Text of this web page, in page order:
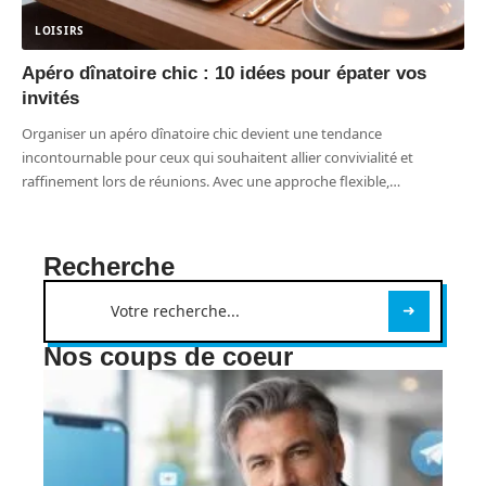
LOISIRS
Apéro dînatoire chic : 10 idées pour épater vos
invités
Organiser un apéro dînatoire chic devient une tendance
incontournable pour ceux qui souhaitent allier convivialité et
raffinement lors de réunions. Avec une approche flexible,…
Recherche
Nos coups de coeur